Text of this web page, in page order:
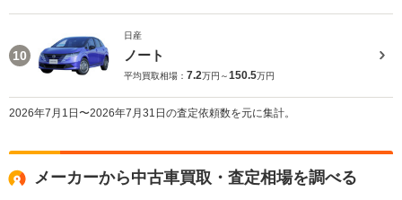
10
日産
ノート
平均買取相場： 7.2万円～150.5万円
2026年7月1日〜2026年7月31日の査定依頼数を元に集計。
メーカーから中古車買取・査定相場を調べる